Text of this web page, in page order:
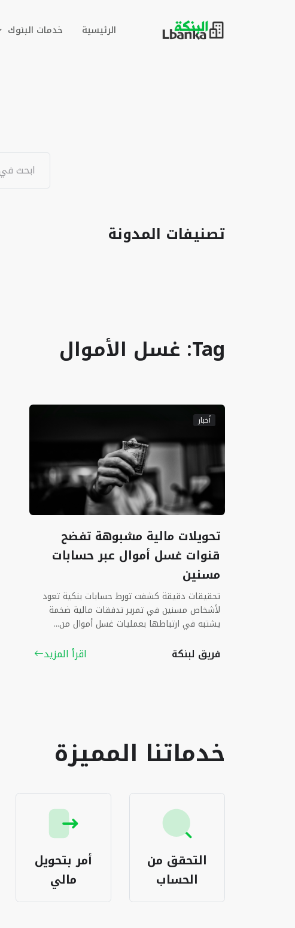
الرئيسية خدمات البنوك
تصنيفات المدونة
Tag: غسل الأموال
أخبار
تحويلات مالية مشبوهة تفضح
قنوات غسل أموال عبر حسابات
مسنين
تحقيقات دقيقة كشفت تورط حسابات بنكية تعود
لأشخاص مسنين في تمرير تدفقات مالية ضخمة
يشتبه في ارتباطها بعمليات غسل أموال من...
فريق لبنكة اقرأ المزيد
خدماتنا المميزة
التحقق من
الحساب
أمر بتحويل
مالي